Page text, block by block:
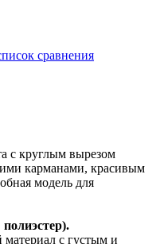
сравнения
с круглым вырезом
карманами, красивым
модель для
с густым и